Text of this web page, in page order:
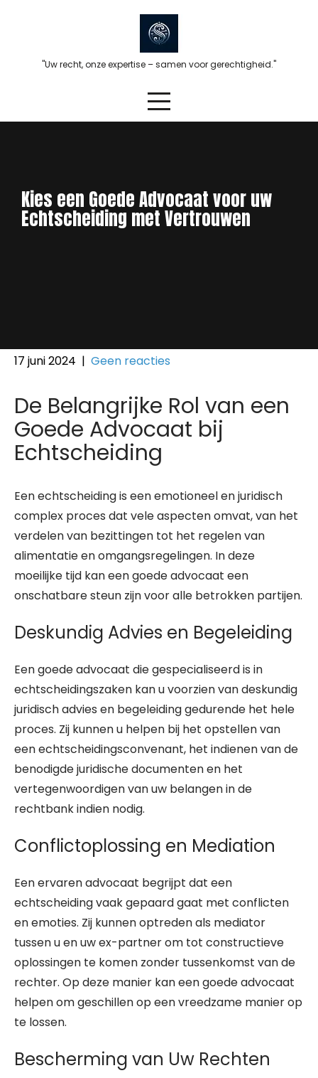
"Uw recht, onze expertise – samen voor gerechtigheid."
Kies een Goede Advocaat voor uw
Echtscheiding met Vertrouwen
17 juni 2024 | Geen reacties
De Belangrijke Rol van een
Goede Advocaat bij
Echtscheiding
Een echtscheiding is een emotioneel en juridisch
complex proces dat vele aspecten omvat, van het
verdelen van bezittingen tot het regelen van
alimentatie en omgangsregelingen. In deze
moeilijke tijd kan een goede advocaat een
onschatbare steun zijn voor alle betrokken partijen.
Deskundig Advies en Begeleiding
Een goede advocaat die gespecialiseerd is in
echtscheidingszaken kan u voorzien van deskundig
juridisch advies en begeleiding gedurende het hele
proces. Zij kunnen u helpen bij het opstellen van
een echtscheidingsconvenant, het indienen van de
benodigde juridische documenten en het
vertegenwoordigen van uw belangen in de
rechtbank indien nodig.
Conflictoplossing en Mediation
Een ervaren advocaat begrijpt dat een
echtscheiding vaak gepaard gaat met conflicten
en emoties. Zij kunnen optreden als mediator
tussen u en uw ex-partner om tot constructieve
oplossingen te komen zonder tussenkomst van de
rechter. Op deze manier kan een goede advocaat
helpen om geschillen op een vreedzame manier op
te lossen.
Bescherming van Uw Rechten